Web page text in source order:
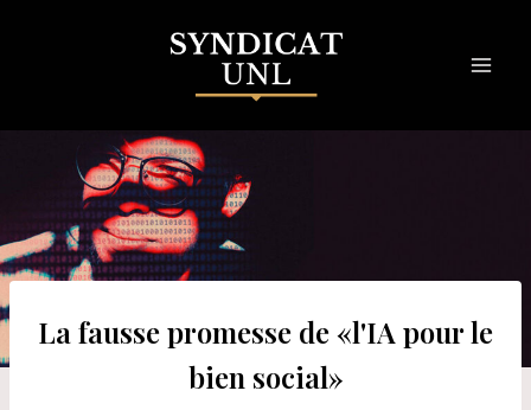
La fausse promesse de «l'IA pour le
bien social»